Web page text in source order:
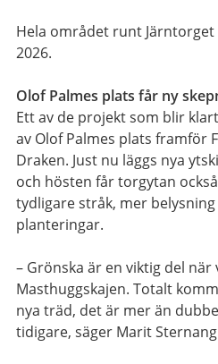
Hela området runt Järntorget
2026.
Olof Palmes plats får ny
Ett av de projekt som blir
av Olof Palmes plats framför
Draken. Just nu läggs nya
och hösten får torgytan
tydligare stråk, mer
planteringar.
– Grönska är en viktig del när
Masthuggskajen. Totalt
nya träd, det är mer än
tidigare, säger Marit